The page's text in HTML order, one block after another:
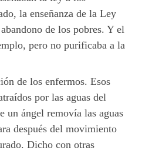
la enseñanza de la Ley
de los pobres. Y el
pero no purificaba a la
de los enfermos. Esos
por las aguas del
un ángel removía las aguas
después del movimiento
Dicho con otras